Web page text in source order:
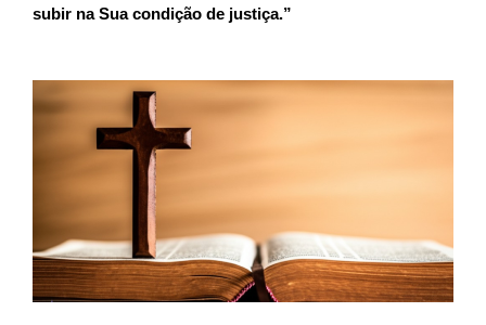
subir na Sua condição de justiça.”